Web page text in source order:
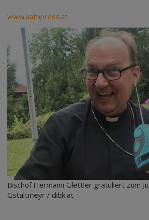
www.kathpress.at
Bischof Hermann Glettler gratuliert zum
Gstaltmeyr / dibk.at